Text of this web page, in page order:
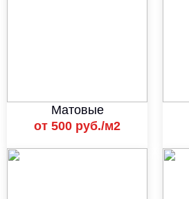
Матовые
от 500 руб./м2